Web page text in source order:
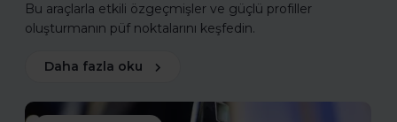
Bu araçlarla etkili özgeçmişler ve güçlü profiller
oluşturmanın püf noktalarını keşfedin.
Daha fazla oku